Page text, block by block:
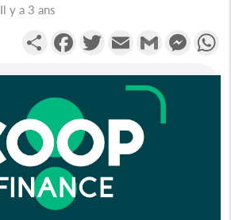
Il y a 3 ans
PartagerFacebookTwitterEmail Gmail